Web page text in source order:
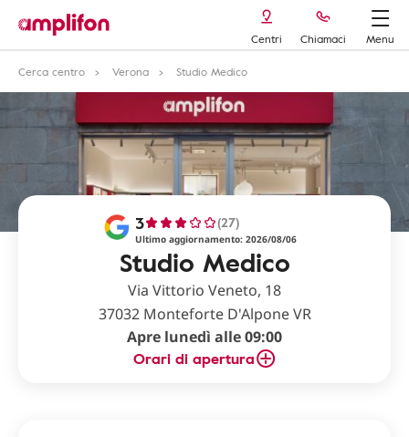
Centri Chiamaci
Menu
Cerca centro
Verona Studio Medico
Studio Medico
3 (27)
Ultimo aggiornamento: 2026/08/06
Via Vittorio Veneto, 18
37032 Monteforte D'Alpone VR
Apre lunedì alle 09:00
Orari di apertura